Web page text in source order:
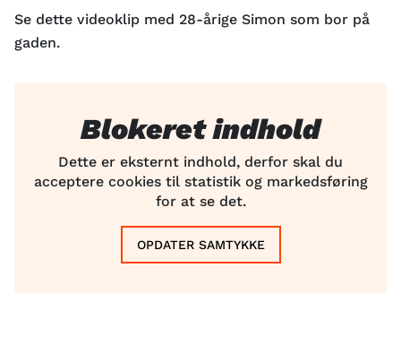
Se dette videoklip med 28-årige Simon som bor på
gaden.
Blokeret indhold
Dette er eksternt indhold, derfor skal du
acceptere cookies til statistik og markedsføring
for at se det.
OPDATER SAMTYKKE